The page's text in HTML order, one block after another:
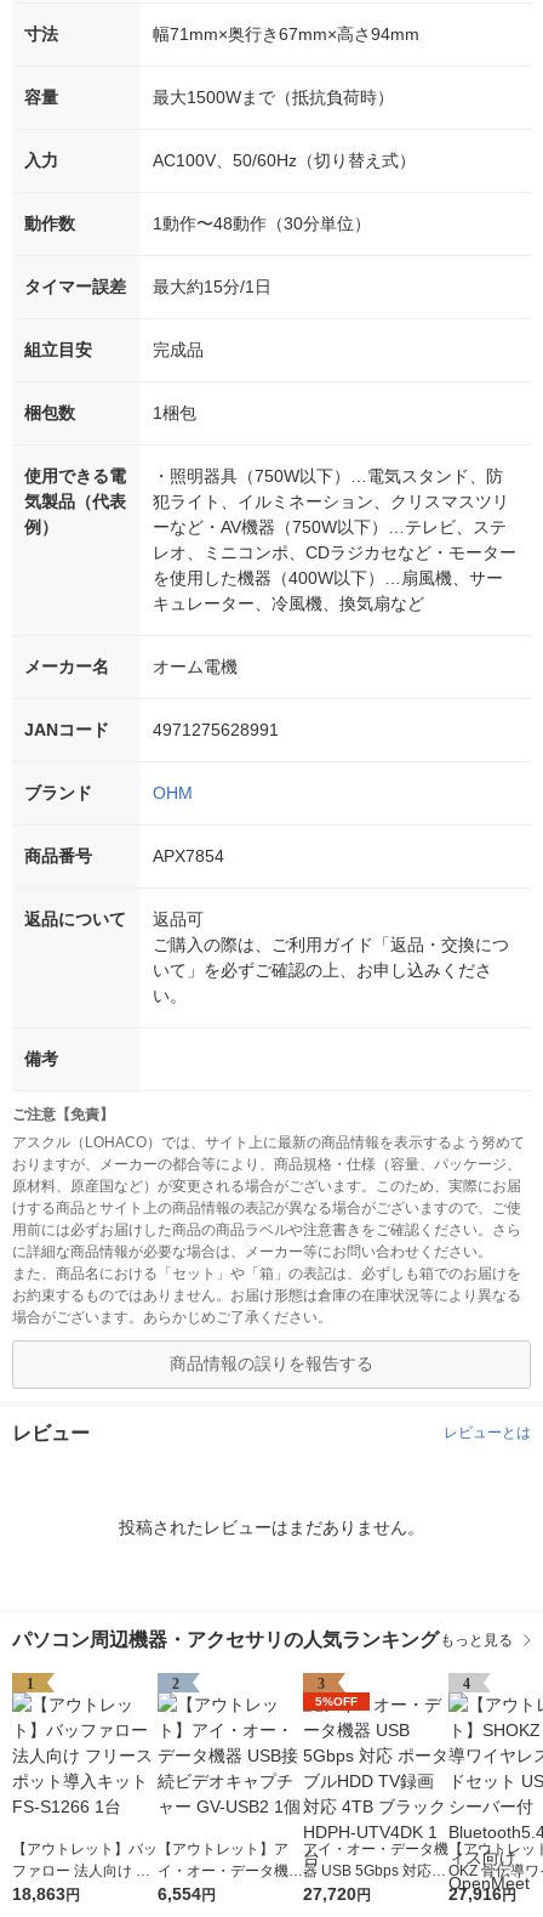
寸法 幅71mm×奥行き67mm×高さ94mm
容量 最大1500Wまで（抵抗負荷時）
入力 AC100V、50/60Hz（切り替え式）
動作数 1動作〜48動作（30分単位）
タイマー誤差 最大約15分/1日
組立目安 完成品
梱包数 1梱包
使用できる電
気製品（代表
例）
・照明器具（750W以下）…電気スタンド、防
犯ライト、イルミネーション、クリスマスツリ
ーなど・AV機器（750W以下）…テレビ、ステ
レオ、ミニコンポ、CDラジカセなど・モーター
を使用した機器（400W以下）…扇風機、サー
キュレーター、冷風機、換気扇など
メーカー名 オーム電機
JANコード 4971275628991
ブランド OHM
商品番号 APX7854
返品について
返品可
ご購入の際は、ご利用ガイド「返品・交換につ
いて」を必ずご確認の上、お申し込みくださ
い。
備考
ご注意【免責】
アスクル（LOHACO）では、サイト上に最新の商品情報を表示するよう努めて
おりますが、メーカーの都合等により、商品規格・仕様（容量、パッケージ、
原材料、原産国など）が変更される場合がございます。このため、実際にお届
けする商品とサイト上の商品情報の表記が異なる場合がございますので、ご使
用前には必ずお届けした商品の商品ラベルや注意書きをご確認ください。さら
に詳細な商品情報が必要な場合は、メーカー等にお問い合わせください。
また、商品名における「セット」や「箱」の表記は、必ずしも箱でのお届けを
お約束するものではありません。お届け形態は倉庫の在庫状況等により異なる
場合がございます。あらかじめご了承ください。
商品情報の誤りを報告する
レビュー レビューとは
投稿されたレビューはまだありません。
パソコン周辺機器・アクセサリの人気ランキング もっと見る
1
【アウトレット】バッ
ファロー 法人向け フ
リースポット導入キッ
18,863円
2
【アウトレット】ア
イ・オー・データ機器
USB接続ビデオキャ
6,554円
3
5%OFF
アイ・オー・データ機
器 USB 5Gbps 対応
ポータブルHDD TV録
27,720円
4
【アウトレッ
OKZ 骨伝導
スヘッドセッ
27,916円